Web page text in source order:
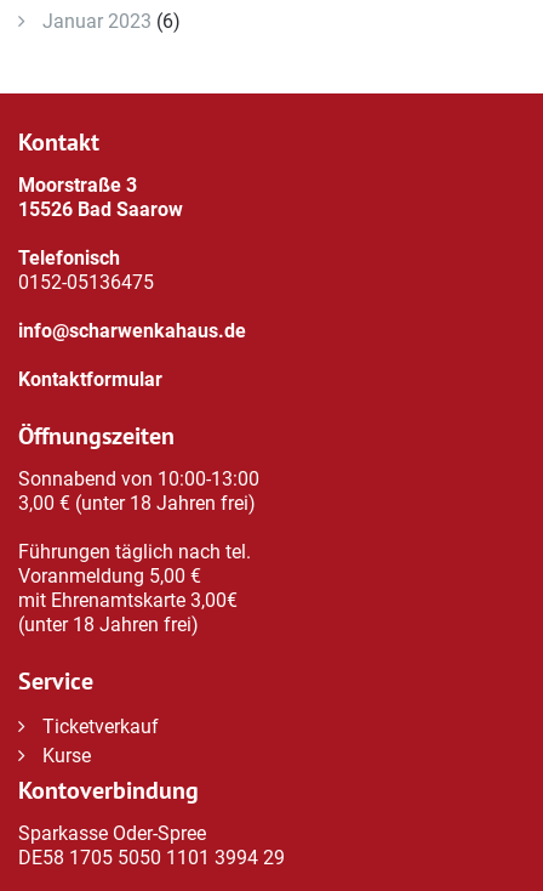
Januar 2023 (6)
Kontakt
Moorstraße 3
15526 Bad Saarow
Telefonisch
0152-05136475
info@scharwenkahaus.de
Kontaktformular
Öffnungszeiten
Sonnabend von 10:00-13:00
3,00 € (unter 18 Jahren frei)
Führungen täglich nach tel.
Voranmeldung 5,00 €
mit Ehrenamtskarte 3,00€
(unter 18 Jahren frei)
Service
Ticketverkauf
Kurse
Kontoverbindung
Sparkasse Oder-Spree
DE58 1705 5050 1101 3994 29